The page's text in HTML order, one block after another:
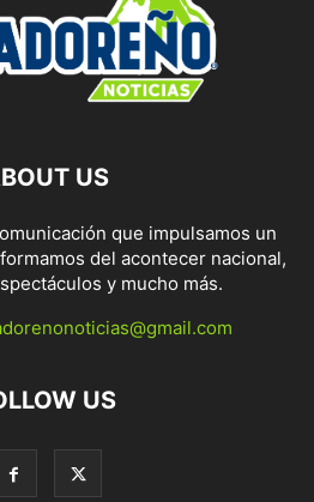
US
que impulsamos un
del acontecer nacional,
y mucho más.
US